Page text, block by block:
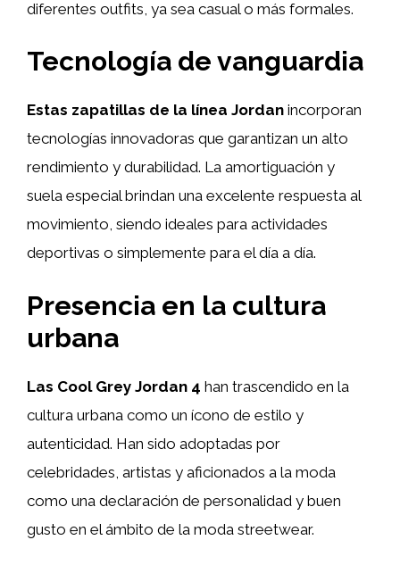
diferentes outfits, ya sea casual o más formales.
Tecnología de vanguardia
Estas zapatillas de la línea Jordan incorporan
tecnologías innovadoras que garantizan un alto
rendimiento y durabilidad. La amortiguación y
suela especial brindan una excelente respuesta al
movimiento, siendo ideales para actividades
deportivas o simplemente para el día a día.
Presencia en la cultura
urbana
Las Cool Grey Jordan 4 han trascendido en la
cultura urbana como un ícono de estilo y
autenticidad. Han sido adoptadas por
celebridades, artistas y aficionados a la moda
como una declaración de personalidad y buen
gusto en el ámbito de la moda streetwear.